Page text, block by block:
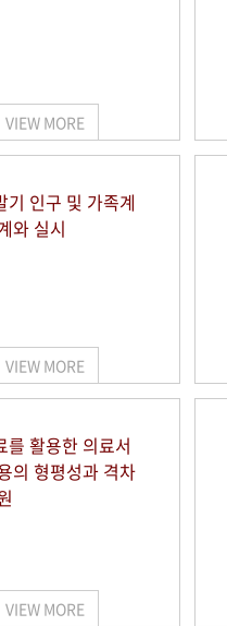
VIEW MORE
기 인구 및 가족계
와 실시
VIEW MORE
를 활용한 의료서
의 형평성과 격차
VIEW MORE